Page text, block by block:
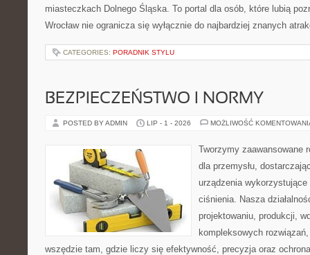
miasteczkach Dolnego Śląska. To portal dla osób, które lubią
Wrocław nie ogranicza się wyłącznie do najbardziej znanych
CATEGORIES: PORADNIK STYLU
BEZPIECZEŃSTWO I NORMY
POSTED BY ADMIN LIP - 1 - 2026 MOŻLIWOŚĆ
Tworzymy zaawansowane
dla przemysłu,
urządzenia
ciśnienia. Nasza
projektowaniu, produkcji,
kompleksowych
wszędzie tam, gdzie liczy się efektywność, precyzja oraz